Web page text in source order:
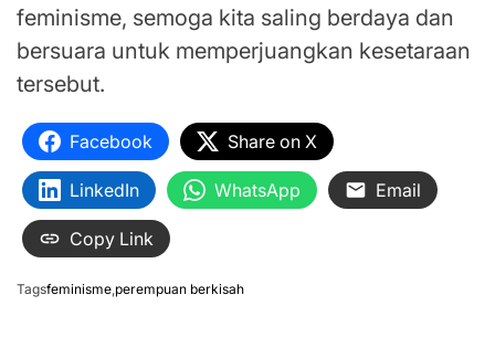
feminisme, semoga kita saling berdaya dan
bersuara untuk memperjuangkan kesetaraan
tersebut.
Facebook Share on X
LinkedIn WhatsApp Email
Copy Link
Tagsfeminisme,perempuan berkisah